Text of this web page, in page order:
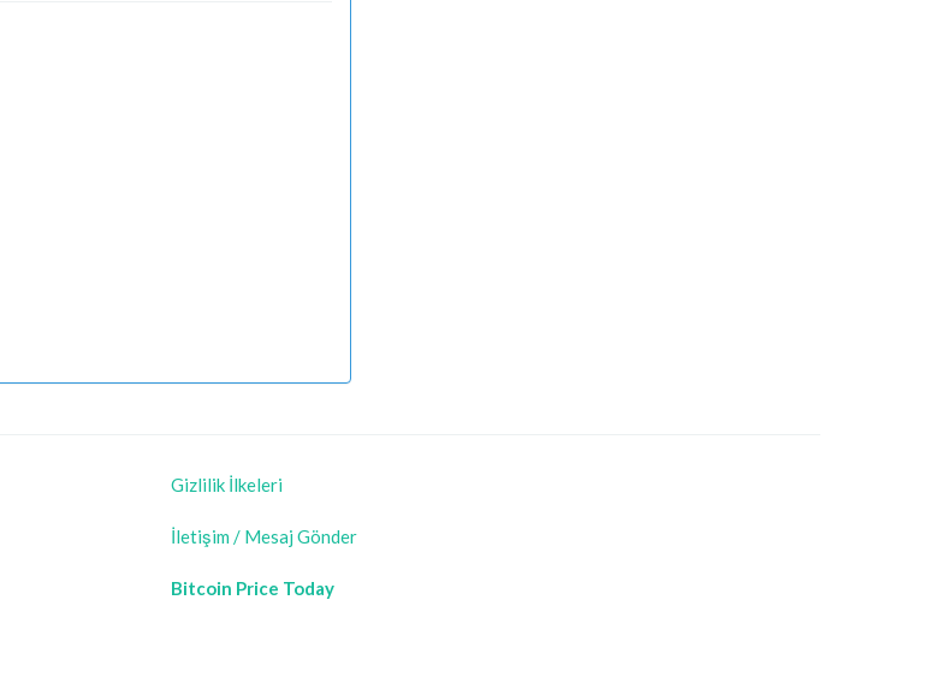
Gizlilik İlkeleri
İletişim / Mesaj Gönder
Bitcoin Price Today